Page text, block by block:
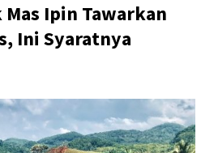
Ipin Tawarkan
Ini Syaratnya